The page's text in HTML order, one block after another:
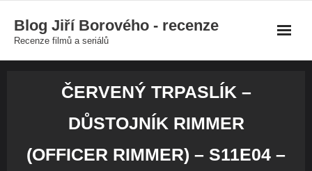
content
Blog Jiří Borového - recenze
Recenze filmů a seriálů
ČERVENÝ TRPASLÍK –
DŮSTOJNÍK RIMMER
(OFFICER RIMMER) – S11E04 –